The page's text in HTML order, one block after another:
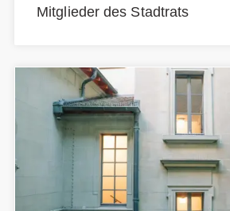
Mitglieder des Stadtrats